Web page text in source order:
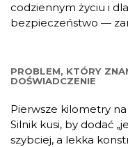
codziennym życiu i
bezpieczeństwo —
PROBLEM, KTÓRY
DOŚWIADCZENIE
Pierwsze kilometry
Silnik kusi, by dodać
szybciej, a lekka